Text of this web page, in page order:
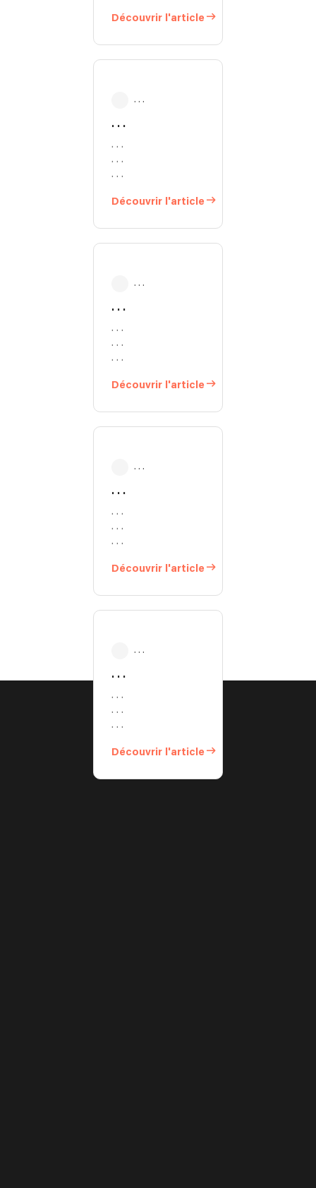
Découvrir l'article
. . .
. . .
. . .
. . .
. . .
Découvrir l'article
. . .
. . .
. . .
. . .
. . .
Découvrir l'article
. . .
. . .
. . .
. . .
. . .
Découvrir l'article
. . .
. . .
. . .
. . .
. . .
Découvrir l'article